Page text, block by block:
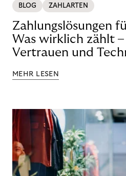
BLOG ZAHLARTEN
Zahlungslösungen
Was wirklich zählt
Vertrauen und
MEHR LESEN